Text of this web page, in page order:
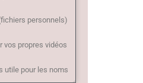
personnels)
vos propres vidéos
utile pour les noms